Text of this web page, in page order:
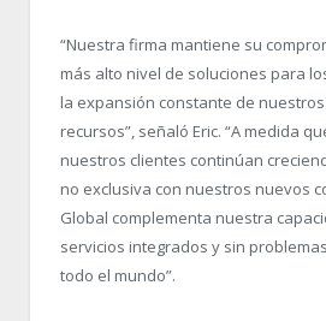
“Nuestra firma mantiene su
más alto nivel de soluciones para
la expansión constante de
recursos”, señaló Eric. “A medida
nuestros clientes continúan
no exclusiva con nuestros nuevos
Global complementa nuestra
servicios integrados y sin
todo el mundo”.